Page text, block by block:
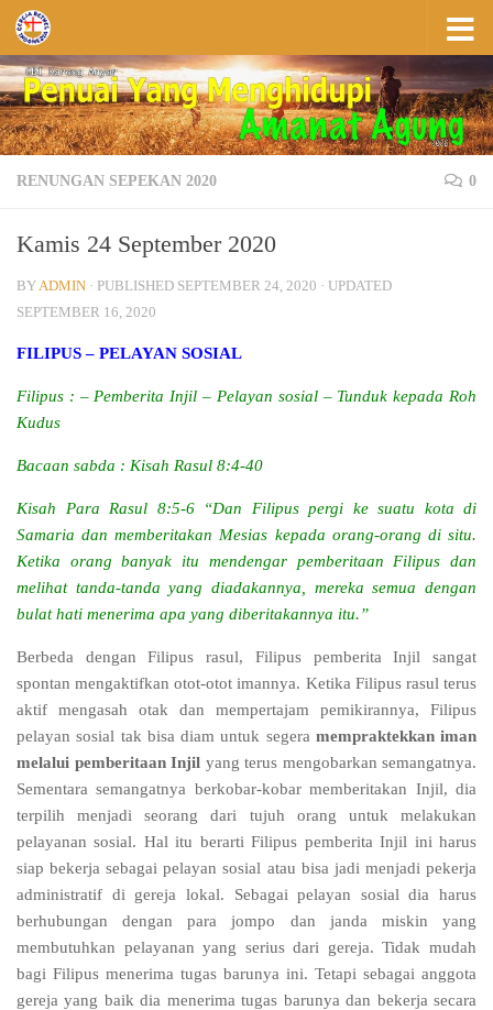
Skip to content
RENUNGAN SEPEKAN 2020 0
Kamis 24 September 2020
BYADMIN · PUBLISHED SEPTEMBER 24, 2020 · UPDATED
SEPTEMBER 16, 2020
FILIPUS – PELAYAN SOSIAL
Filipus : – Pemberita Injil – Pelayan sosial – Tunduk kepada Roh
Kudus
Bacaan sabda : Kisah Rasul 8:4-40
Kisah Para Rasul 8:5-6 “Dan Filipus pergi ke suatu kota di
Samaria dan memberitakan Mesias kepada orang-orang di situ.
Ketika orang banyak itu mendengar pemberitaan Filipus dan
melihat tanda-tanda yang diadakannya, mereka semua dengan
bulat hati menerima apa yang diberitakannya itu.”
Berbeda dengan Filipus rasul, Filipus pemberita Injil sangat
spontan mengaktifkan otot-otot imannya. Ketika Filipus rasul terus
aktif mengasah otak dan mempertajam pemikirannya, Filipus
pelayan sosial tak bisa diam untuk segera mempraktekkan iman
melalui pemberitaan Injil yang terus mengobarkan semangatnya.
Sementara semangatnya berkobar-kobar memberitakan Injil, dia
terpilih menjadi seorang dari tujuh orang untuk melakukan
pelayanan sosial. Hal itu berarti Filipus pemberita Injil ini harus
siap bekerja sebagai pelayan sosial atau bisa jadi menjadi pekerja
administratif di gereja lokal. Sebagai pelayan sosial dia harus
berhubungan dengan para jompo dan janda miskin yang
membutuhkan pelayanan yang serius dari gereja. Tidak mudah
bagi Filipus menerima tugas barunya ini. Tetapi sebagai anggota
gereja yang baik dia menerima tugas barunya dan bekerja secara